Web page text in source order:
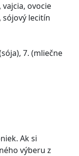
ovocie
sójový lecitín
7. (mliečne
Ak si
výberu z